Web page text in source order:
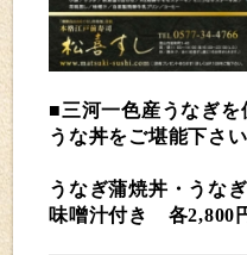
■三河一色産うなぎを
うな丼をご堪能下さい
うなぎ蒲焼丼・うな
味噌汁付き 各2,800